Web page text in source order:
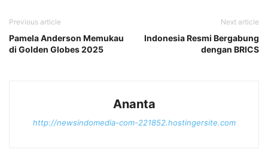
Previous article
Pamela Anderson Memukau
di Golden Globes 2025
Next article
Indonesia Resmi Bergabung
dengan BRICS
Ananta
http://newsindomedia-com-221852.hostingersite.com